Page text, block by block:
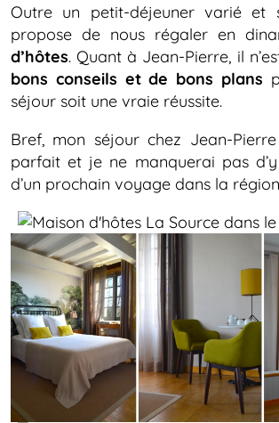
Outre un petit-déjeuner varié et
propose de nous régaler en
d’hôtes. Quant à Jean-Pierre, il
bons conseils et de bons plans
séjour soit une vraie réussite.
Bref, mon séjour chez Jean-
parfait et je ne manquerai pas
d’un prochain voyage dans la